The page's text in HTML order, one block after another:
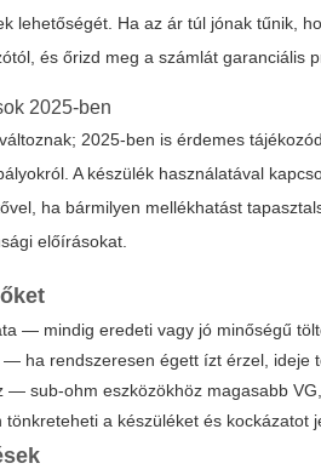
lehetőségét. Ha az ár túl jónak tűnik,
és őrizd meg a számlát garanciális
2025-ben
2025-ben is érdemes
A készülék használatával
ha bármilyen mellékhatást
előírásokat.
— mindig eredeti vagy jó minőségű
ha rendszeresen égett ízt érzel, ideje
sub-ohm eszközökhöz magasabb
a készüléket és kockázatot